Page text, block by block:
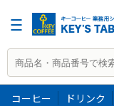
コーヒー ドリンク